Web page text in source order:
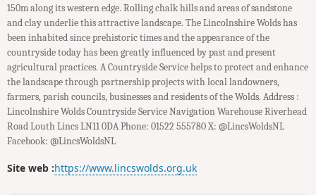
150m along its western edge. Rolling chalk hills and areas of sandstone
and clay underlie this attractive landscape. The Lincolnshire Wolds has
been inhabited since prehistoric times and the appearance of the
countryside today has been greatly influenced by past and present
agricultural practices. A Countryside Service helps to protect and enhance
the landscape through partnership projects with local landowners,
farmers, parish councils, businesses and residents of the Wolds. Address :
Lincolnshire Wolds Countryside Service Navigation Warehouse Riverhead
Road Louth Lincs LN11 0DA Phone: 01522 555780 X: @LincsWoldsNL
Facebook: @LincsWoldsNL
Site web :https://www.lincswolds.org.uk